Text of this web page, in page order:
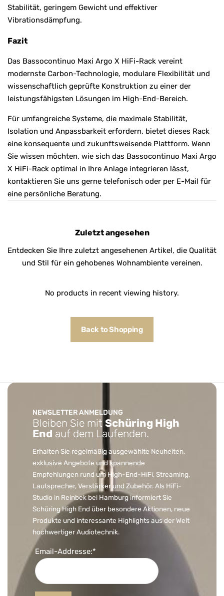
Stabilität, geringem Gewicht und effektiver
Vibrationsdämpfung.
Fazit
Das Bassocontinuo Maxi Argo X HiFi-Rack vereint
modernste Carbon-Technologie, modulare Flexibilität und
wissenschaftlich geprüfte Konstruktion zu einer der
leistungsfähigsten Lösungen im High-End-Bereich.
Für umfangreiche Systeme, die maximale Stabilität,
Isolation und Anpassbarkeit erfordern, bietet dieses Rack
eine konsequente und zukunftsweisende Plattform. Wenn
Sie wissen möchten, wie sich das Bassocontinuo Maxi Argo
X HiFi-Rack optimal in Ihre Anlage integrieren lässt,
kontaktieren Sie uns gerne telefonisch oder per E-Mail für
eine persönliche Beratung.
Zuletzt angesehen
Entdecken Sie Ihre zuletzt angesehenen Artikel, die Qualität
und Stil für ein gehobenes Wohnambiente vereinen.
No products in recent viewing history.
Back to Shopping
NEWSLETTER ANMELDUNG
Bleiben Sie mit Schüring High
End auf dem Laufenden.
Erhalten Sie regelmäßig ausgewählte Neuheiten,
exklusive Angebote und spannende
Empfehlungen rund um High-End-HiFi, Streaming,
Lautsprecher, Verstärker und Zubehör. Als HiFi-
Studio in Reinbek bei Hamburg informiert Sie
Schüring High End über besondere Aktionen, neue
Produkte und interessante Highlights aus der Welt
hochwertiger Audiotechnik.
Email-Addresse:*